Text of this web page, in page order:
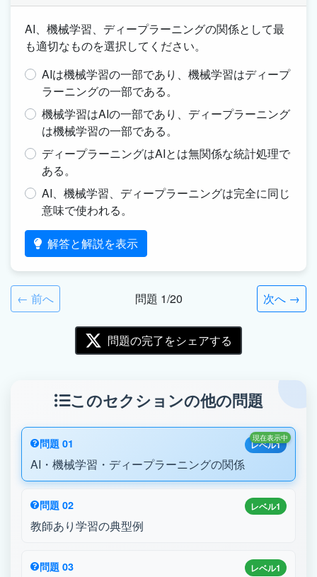
AI、機械学習、ディープラーニングの関係として最
も適切なものを選択してください。
AIは機械学習の一部であり、機械学習はディープ
ラーニングの一部である。
機械学習はAIの一部であり、ディープラーニング
は機械学習の一部である。
ディープラーニングはAIとは無関係な統計処理で
ある。
AI、機械学習、ディープラーニングは完全に同じ
意味で使われる。
解答と解説を表示
← 前へ 問題 1/20 次へ →
問題の完了をシェアする
このセクションの他の問題
レベル1
問題 01
AI・機械学習・ディープラーニングの関係
現在表示中
レベル1
問題 02
教師あり学習の典型例
レベル1
問題 03